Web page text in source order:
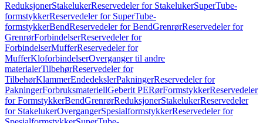
ReduksjonerStakelukerReservedeler for StakelukerSuperTube-
formstykkerReservedeler for SuperTube-
formstykkerBendReservedeler for BendGrenrørReservedeler for
GrenrørForbindelserReservedeler for
ForbindelserMufferReservedeler for
MufferKloforbindelserOverganger til andre
materialerTilbehørReservedeler for
TilbehørKlammerEndedekslerPakningerReservedeler for
PakningerForbruksmateriellGeberit PERørFormstykkerReservedeler
for FormstykkerBendGrenrørReduksjonerStakelukerReservedeler
for StakelukerOvergangerSpesialformstykkerReservedeler for